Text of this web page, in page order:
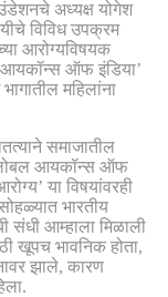
अध्यक्ष योगेश
विविध उपक्रम
आरोग्यविषयक
आयकॉन्स ऑफ इंडिया’
भागातील महिलांना
समाजातील
आयकॉन्स ऑफ
या विषयांवरही
भारतीय
संधी आम्हाला मिळाली
खूपच भावनिक होता,
झाले, कारण